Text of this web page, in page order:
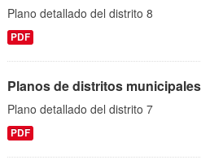
Plano detallado del distrito 8
PDF
Planos de distritos
Plano detallado del distrito 7
PDF